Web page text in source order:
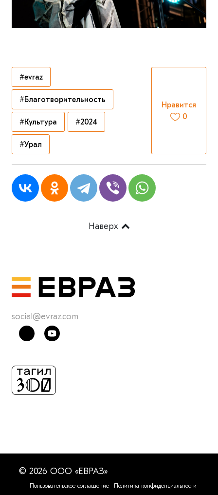
#evraz
#Благотворительность
#Культура #2024
#Урал
Нравится
0
Наверх
social@evraz.com
© 2026 ООО «ЕВРАЗ»
Пользовательское соглашение Политика конфиденциальности